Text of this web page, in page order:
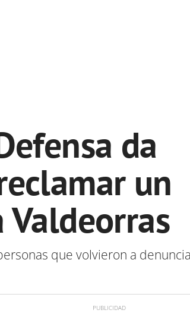
da
un
que volvieron a